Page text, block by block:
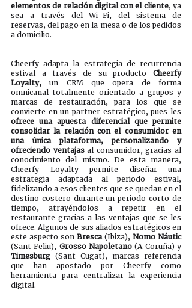
elementos de relación digital con el cliente, ya
sea a través del Wi-Fi, del sistema de
reservas, del pago en la mesa o de los pedidos
a domicilio.
Cheerfy adapta la estrategia de recurrencia
estival a través de su producto Cheerfy
Loyalty, un CRM que opera de forma
omnicanal totalmente orientado a grupos y
marcas de restauración, para los que se
ofrece una apuesta diferencial que permite
consolidar la relación con el consumidor en
una única plataforma, personalizando y
ofreciendo ventajas al consumidor, gracias al
conocimiento del mismo. De esta manera,
Cheerfy Loyalty permite diseñar una
estrategia adaptada al periodo estival,
fidelizando a esos clientes que se quedan en el
destino costero durante un periodo corto de
tiempo, atrayéndolos a repetir en el
restaurante gracias a las ventajas que se les
ofrece. Algunos de sus aliados estratégicos en
este aspecto son Bresca (Ibiza),
Nomo Náutic
(Sant Feliu), Grosso Napoletano
Timesburg (Sant Cugat), marcas referencia
que han apostado por Cheerfy como
herramienta para centralizar la experiencia
digital.